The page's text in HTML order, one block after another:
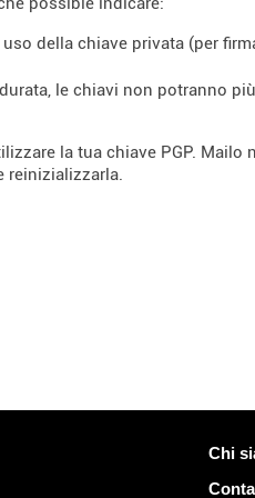
della chiave privata (per
le chiavi non potranno
la tua chiave PGP. Mailo
reinizializzarla.
Più
Chi